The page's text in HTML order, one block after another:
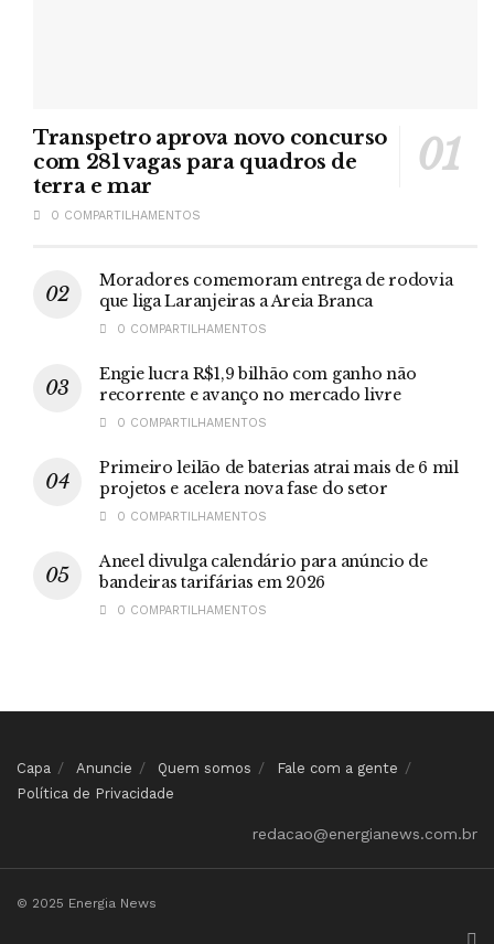
Transpetro aprova novo concurso
com 281 vagas para quadros de
terra e mar
0 COMPARTILHAMENTOS
Moradores comemoram entrega de rodovia
que liga Laranjeiras a Areia Branca
0 COMPARTILHAMENTOS
Engie lucra R$1,9 bilhão com ganho não
recorrente e avanço no mercado livre
0 COMPARTILHAMENTOS
Primeiro leilão de baterias atrai mais de 6 mil
projetos e acelera nova fase do setor
0 COMPARTILHAMENTOS
Aneel divulga calendário para anúncio de
bandeiras tarifárias em 2026
0 COMPARTILHAMENTOS
Capa Anuncie Quem somos
Fale com a gente
Política de Privacidade
redacao@energianews.com.br
© 2025 Energia News